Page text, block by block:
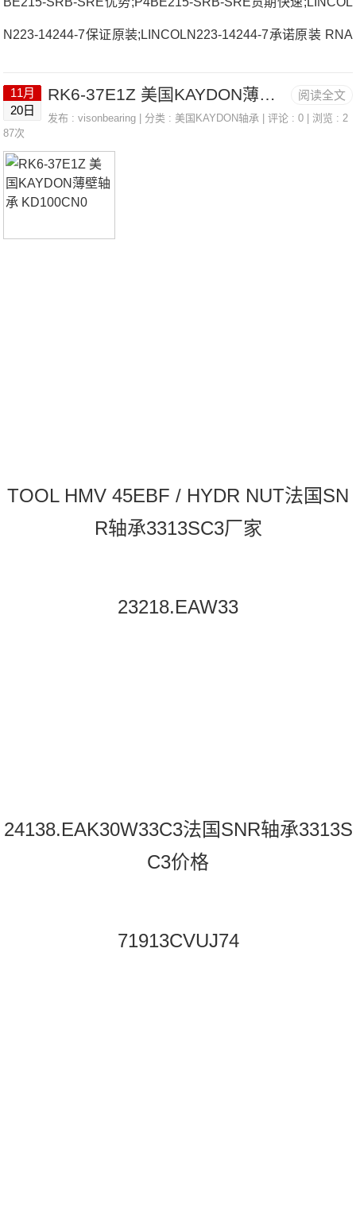
N223-14244-7保证原装;LINCOLN223-14244-7承诺原装 RNA
WB法国SNR轴承3313SC3价格UCF.209.T04EXFCE.210L3
法国SNR轴承3313SC3参数3313SC3价格,3313SC3采购 热
销型号推荐：3313SC3，FB22427-H RK6-37E1Z，P4BE21
5-SRB-SRE热销品牌推荐：UCF.204-12.NN
阅读全文
11月
20日
RK6-37E1Z 美国KAYDON薄壁轴承 KD100CN0
发布 :visonbearing | 分类 :美国KAYDON轴承 | 评论 : 0 | 浏览 : 2
87次
TOOL HMV 45EBF / HYDR NUT法国SN
R轴承3313SC3厂家
23218.EAW33
24138.EAK30W33C3法国SNR轴承3313S
C3价格
71913CVUJ74